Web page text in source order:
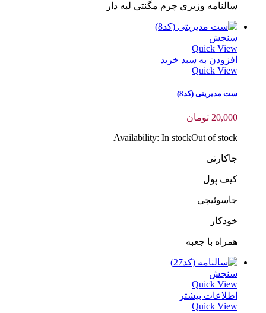
سالنامه وزیری چرم مگنتی لبه دار
سنجش
Quick View
افزودن به سبد خرید
Quick View
ست مدیریتی (کد8)
20,000 تومان
Availability: In stockOut of stock
جاکارتی
کیف پول
جاسوئیچی
خودکار
همراه با جعبه
سنجش
Quick View
اطلاعات بیشتر
Quick View